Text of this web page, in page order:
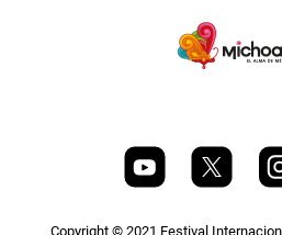
Copyright © 2021 Festival